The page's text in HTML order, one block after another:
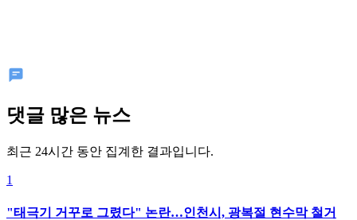
댓글 많은 뉴스
최근 24시간 동안 집계한 결과입니다.
1
"태극기 거꾸로 그렸다" 논란…인천시, 광복절 현수막 철거